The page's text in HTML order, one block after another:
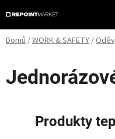
na
obsah
Domů/WORK & SAFETY/
Produkty